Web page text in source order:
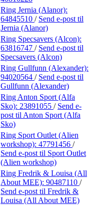
Ring Jernia (Alanor):
64845510 / Send e-post til
Jernia (Alanor)
Ring Specsavers (Alcon):
63816747 / Send e-post til
Specsavers (Alcon)
Ring Gullfunn (Alexander):
94020564 / Send e-post til
Gullfunn (Alexander)
Ring Anton Sport (Alfa
Sko): 23891055 / Send e-
post til Anton Sport (Alfa
Sko)
Ring Sport Outlet (Alien
workshop): 47791456 /
Send e-post til Sport Outlet
(Alien workshop)
Ring Fredrik & Louisa (All
About MEE): 90487110 /
Send e-post til Fredrik &
Louisa (All About MEE)